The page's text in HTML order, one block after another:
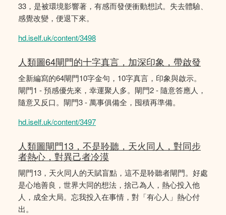
33，是被環境影響著，有感而發便衝動想試。失去體驗、
感覺改變，便退下來。
hd.iself.uk/content/3498
人類圖64閘門的十字真言，加深印象，帶啟發
全新編寫的64閘門10字金句，10字真言，印象與啟示。
閘門1 - 預感優先來，幸運聚人多。閘門2 - 隨意答應人，
隨意又反口。閘門3 - 萬事俱備全，囤積再準備。
hd.iself.uk/content/3497
人類圖閘門13，不是聆聽，天火同人，對同步
者熱心，對異己者冷漠
閘門13，天火同人的天賦盲點，這不是聆聽者閘門。好處
是心地善良，世界大同的想法，捨己為人，熱心投入他
人，成全大局。忘我投入在事情，對「有心人」熱心付
出。